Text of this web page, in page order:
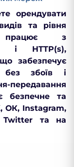
орендувати
та рівня
працює з
і HTTP(s),
забезпечує
без збоїв і
передавання
безпечне та
ОК, Instagram,
Twitter та на